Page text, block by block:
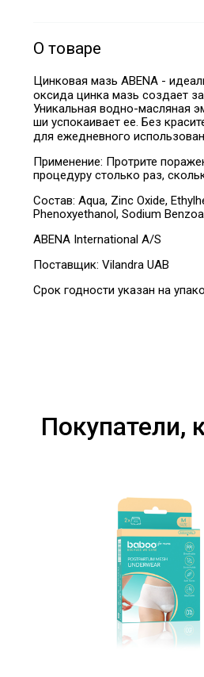
О товаре
Цинковая мазь ABENA -
оксида цинка мазь создает
Уникальная водно-масляная
ши успокаивает ее. Без
для ежедневного
Применение: Протрите
процедуру столько раз,
Состав: Aqua, Zinc Oxide,
Phenoxyethanol, Sodium
ABENA International A/S
Поставщик: Vilandra UAB
Срок годности указан на
Покупатели,